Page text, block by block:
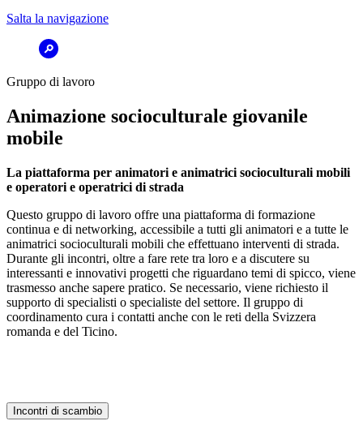
Salta la navigazione
Gruppo di lavoro
Animazione socioculturale giovanile
mobile
La piattaforma per animatori e animatrici socioculturali mobili
e operatori e operatrici di strada
Questo gruppo di lavoro offre una piattaforma di formazione
continua e di networking, accessibile a tutti gli animatori e a tutte le
animatrici socioculturali mobili che effettuano interventi di strada.
Durante gli incontri, oltre a fare rete tra loro e a discutere su
interessanti e innovativi progetti che riguardano temi di spicco, viene
trasmesso anche sapere pratico. Se necessario, viene richiesto il
supporto di specialisti o specialiste del settore. Il gruppo di
coordinamento cura i contatti anche con le reti della Svizzera
romanda e del Ticino.
Incontri di scambio